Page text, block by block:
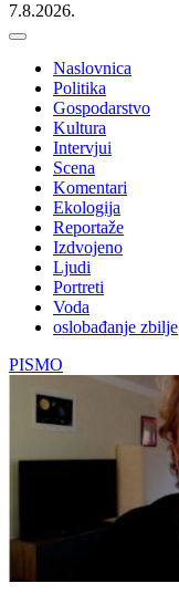
7.8.2026.
Naslovnica
Politika
Gospodarstvo
Kultura
Intervjui
Scena
Komentari
Ekologija
Reportaže
Izdvojeno
Ljudi
Portreti
Voda
oslobađanje zbilje
PISMO